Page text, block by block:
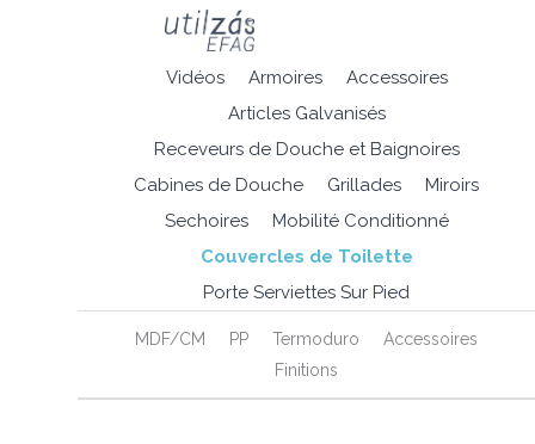
Vidéos Armoires
Accessoires
Articles Galvanisés
Receveurs de Douche et Baignoires
Cabines de Douche
Grillades
Miroirs
Sechoires
Mobilité Conditionné
Couvercles de Toilette
Porte Serviettes Sur Pied
MDF/CM PP Termoduro
Accessoires
Finitions